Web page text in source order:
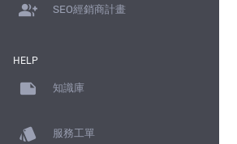
group_add SEO經銷商計畫
HELP
note 知識庫
style 服務工單